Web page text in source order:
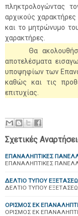
πληκτρολογώντας
αρχικούς
και το μητρώνυμο
χαρακτήρες.
Θα
αποτελέσματα
υποψηφίων των
καθώς και τις
επιτυχίας.
Σχετικές
ΕΠΑΝΑΛΗΠΤΙΚΕΣ
ΕΠΑΝΑΛΗΠΤΙΚΕΣ
ΔΕΛΤΙΟ ΤΥΠΟΥ
ΔΕΛΤΙΟ ΤΥΠΟΥ
ΟΡΙΣΜΟΣ ΕΚ
ΟΡΙΣΜΟΣ ΕΚ